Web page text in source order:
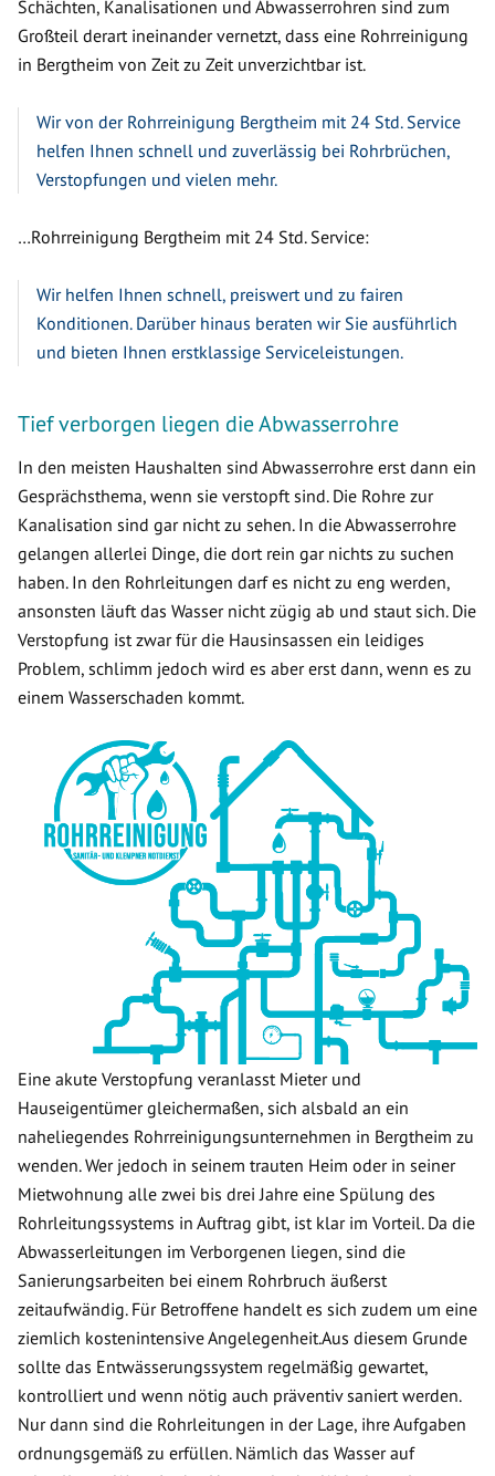
Schächten, Kanalisationen und Abwasserrohren sind zum
Großteil derart ineinander vernetzt, dass eine Rohrreinigung
in Bergtheim von Zeit zu Zeit unverzichtbar ist.
Wir von der Rohrreinigung Bergtheim mit 24 Std. Service
helfen Ihnen schnell und zuverlässig bei Rohrbrüchen,
Verstopfungen und vielen mehr.
…Rohrreinigung Bergtheim mit 24 Std. Service:
Wir helfen Ihnen schnell, preiswert und zu fairen
Konditionen. Darüber hinaus beraten wir Sie ausführlich
und bieten Ihnen erstklassige Serviceleistungen.
Tief verborgen liegen die Abwasserrohre
In den meisten Haushalten sind Abwasserrohre erst dann ein
Gesprächsthema, wenn sie verstopft sind. Die Rohre zur
Kanalisation sind gar nicht zu sehen. In die Abwasserrohre
gelangen allerlei Dinge, die dort rein gar nichts zu suchen
haben. In den Rohrleitungen darf es nicht zu eng werden,
ansonsten läuft das Wasser nicht zügig ab und staut sich. Die
Verstopfung ist zwar für die Hausinsassen ein leidiges
Problem, schlimm jedoch wird es aber erst dann, wenn es zu
einem Wasserschaden kommt.
Eine akute Verstopfung veranlasst Mieter und
Hauseigentümer gleichermaßen, sich alsbald an ein
naheliegendes Rohrreinigungsunternehmen in Bergtheim zu
wenden. Wer jedoch in seinem trauten Heim oder in seiner
Mietwohnung alle zwei bis drei Jahre eine Spülung des
Rohrleitungssystems in Auftrag gibt, ist klar im Vorteil. Da die
Abwasserleitungen im Verborgenen liegen, sind die
Sanierungsarbeiten bei einem Rohrbruch äußerst
zeitaufwändig. Für Betroffene handelt es sich zudem um eine
ziemlich kostenintensive Angelegenheit.Aus diesem Grunde
sollte das Entwässerungssystem regelmäßig gewartet,
kontrolliert und wenn nötig auch präventiv saniert werden.
Nur dann sind die Rohrleitungen in der Lage, ihre Aufgaben
ordnungsgemäß zu erfüllen. Nämlich das Wasser auf